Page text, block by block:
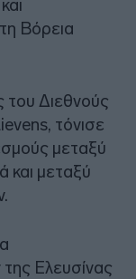
Βόρεια
του Διεθνούς
τόνισε
μεταξύ
και μεταξύ
Ελευσίνας